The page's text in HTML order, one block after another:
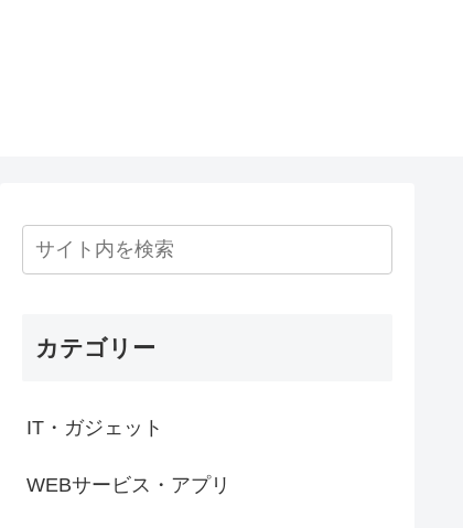
カテゴリー
IT・ガジェット
WEBサービス・アプリ